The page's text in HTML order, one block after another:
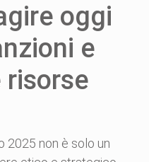
oggi
e
risorse
2025 non è solo un